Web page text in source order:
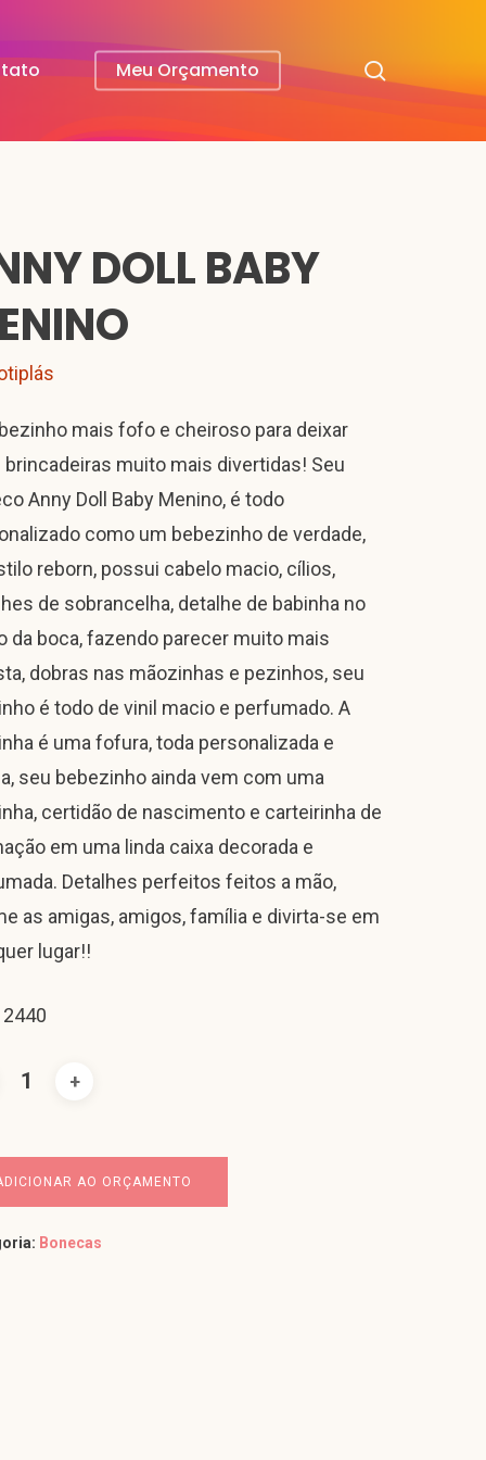
Meu Orçamento
DOLL BABY
mais fofo e cheiroso para deixar
brincadeiras muito mais divertidas! Seu
Anny Doll Baby Menino, é todo
como um bebezinho de verdade,
reborn, possui cabelo macio, cílios,
de sobrancelha, detalhe de babinha no
da boca, fazendo parecer muito mais
dobras nas mãozinhas e pezinhos, seu
é todo de vinil macio e perfumado. A
é uma fofura, toda personalizada e
seu bebezinho ainda vem com uma
certidão de nascimento e carteirinha de
em uma linda caixa decorada e
Detalhes perfeitos feitos a mão,
as amigas, amigos, família e divirta-se em
lugar!!
2440
AO ORÇAMENTO
Bonecas